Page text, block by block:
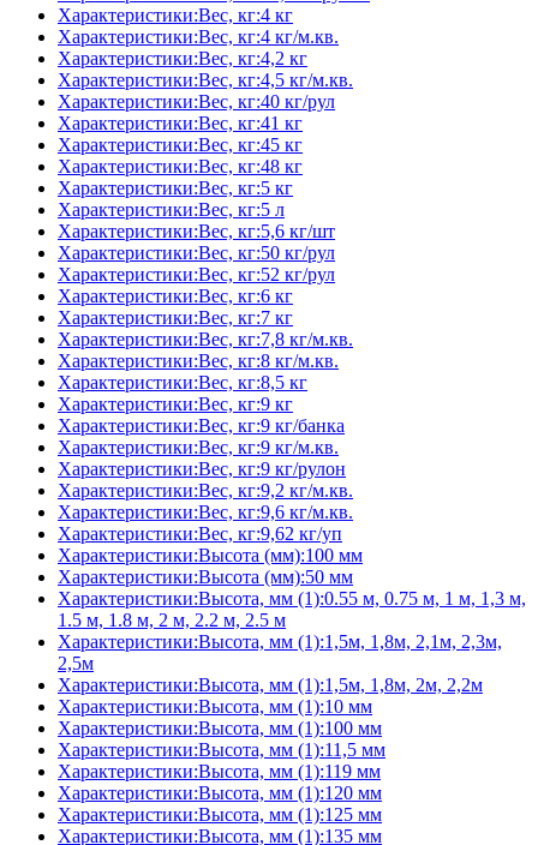
Характеристики:Вес, кг:4 кг
Характеристики:Вес, кг:4 кг/м.кв.
Характеристики:Вес, кг:4,2 кг
Характеристики:Вес, кг:4,5 кг/м.кв.
Характеристики:Вес, кг:40 кг/рул
Характеристики:Вес, кг:41 кг
Характеристики:Вес, кг:45 кг
Характеристики:Вес, кг:48 кг
Характеристики:Вес, кг:5 кг
Характеристики:Вес, кг:5 л
Характеристики:Вес, кг:5,6 кг/шт
Характеристики:Вес, кг:50 кг/рул
Характеристики:Вес, кг:52 кг/рул
Характеристики:Вес, кг:6 кг
Характеристики:Вес, кг:7 кг
Характеристики:Вес, кг:7,8 кг/м.кв.
Характеристики:Вес, кг:8 кг/м.кв.
Характеристики:Вес, кг:8,5 кг
Характеристики:Вес, кг:9 кг
Характеристики:Вес, кг:9 кг/банка
Характеристики:Вес, кг:9 кг/м.кв.
Характеристики:Вес, кг:9 кг/рулон
Характеристики:Вес, кг:9,2 кг/м.кв.
Характеристики:Вес, кг:9,6 кг/м.кв.
Характеристики:Вес, кг:9,62 кг/уп
Характеристики:Высота (мм):100 мм
Характеристики:Высота (мм):50 мм
Характеристики:Высота, мм (1):0.55 м, 0.75 м, 1 м, 1,3 м,
1.5 м, 1.8 м, 2 м, 2.2 м, 2.5 м
Характеристики:Высота, мм (1):1,5м, 1,8м, 2,1м, 2,3м,
2,5м
Характеристики:Высота, мм (1):1,5м, 1,8м, 2м, 2,2м
Характеристики:Высота, мм (1):10 мм
Характеристики:Высота, мм (1):100 мм
Характеристики:Высота, мм (1):11,5 мм
Характеристики:Высота, мм (1):119 мм
Характеристики:Высота, мм (1):120 мм
Характеристики:Высота, мм (1):125 мм
Характеристики:Высота, мм (1):135 мм